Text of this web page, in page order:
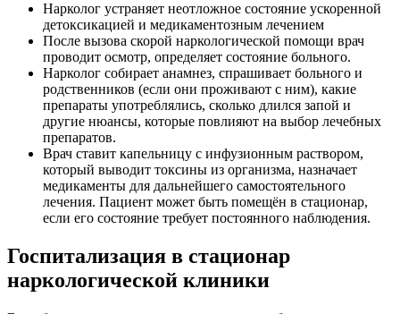
Нарколог устраняет неотложное состояние ускоренной
детоксикацией и медикаментозным лечением
После вызова скорой наркологической помощи врач
проводит осмотр, определяет состояние больного.
Нарколог собирает анамнез, спрашивает больного и
родственников (если они проживают с ним), какие
препараты употреблялись, сколько длился запой и
другие нюансы, которые повлияют на выбор лечебных
препаратов.
Врач ставит капельницу с инфузионным раствором,
который выводит токсины из организма, назначает
медикаменты для дальнейшего самостоятельного
лечения. Пациент может быть помещён в стационар,
если его состояние требует постоянного наблюдения.
Госпитализация в стационар
наркологической клиники